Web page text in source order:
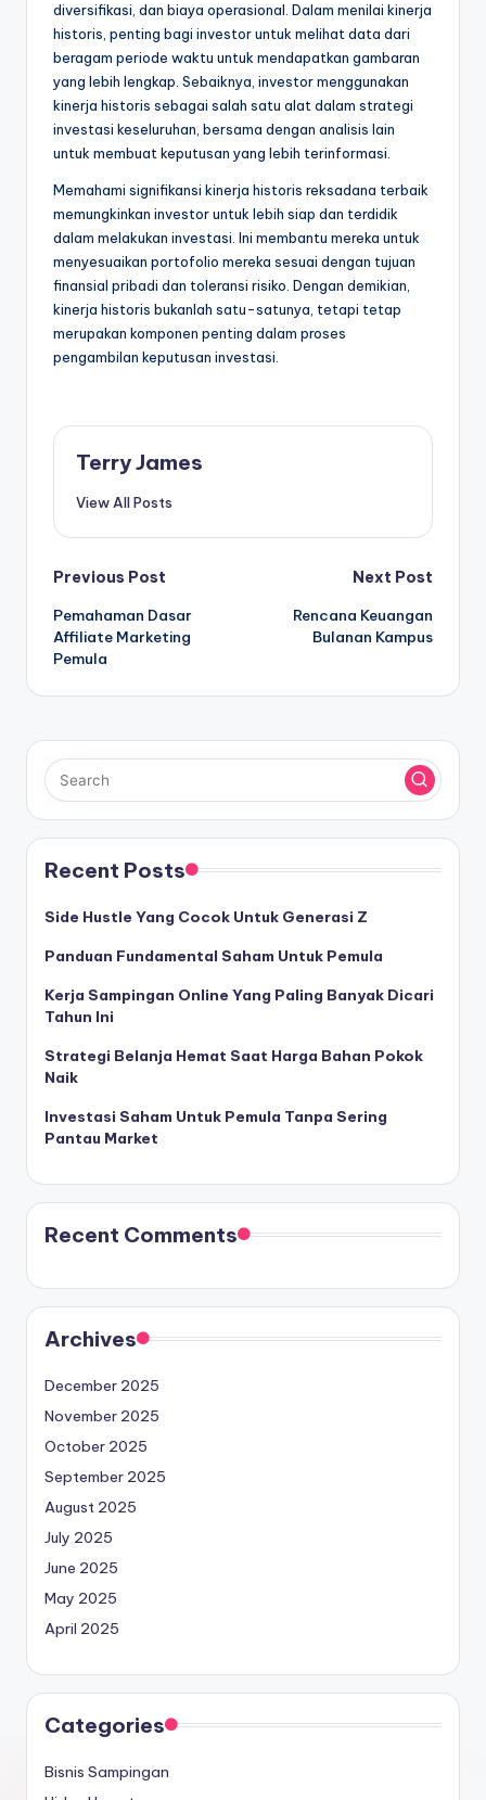
diversifikasi, dan biaya operasional. Dalam menilai kinerja
historis, penting bagi investor untuk melihat data dari
beragam periode waktu untuk mendapatkan gambaran
yang lebih lengkap. Sebaiknya, investor menggunakan
kinerja historis sebagai salah satu alat dalam strategi
investasi keseluruhan, bersama dengan analisis lain
untuk membuat keputusan yang lebih terinformasi.
Memahami signifikansi kinerja historis reksadana terbaik
memungkinkan investor untuk lebih siap dan terdidik
dalam melakukan investasi. Ini membantu mereka untuk
menyesuaikan portofolio mereka sesuai dengan tujuan
finansial pribadi dan toleransi risiko. Dengan demikian,
kinerja historis bukanlah satu-satunya, tetapi tetap
merupakan komponen penting dalam proses
pengambilan keputusan investasi.
Terry James
View All Posts
Post
navigation
Previous Post
Pemahaman Dasar
Affiliate Marketing
Pemula
Next Post
Rencana Keuangan
Bulanan Kampus
Recent Posts
Side Hustle Yang Cocok Untuk Generasi Z
Panduan Fundamental Saham Untuk Pemula
Kerja Sampingan Online Yang Paling Banyak Dicari
Tahun Ini
Strategi Belanja Hemat Saat Harga Bahan Pokok
Naik
Investasi Saham Untuk Pemula Tanpa Sering
Pantau Market
Recent Comments
Archives
December 2025
November 2025
October 2025
September 2025
August 2025
July 2025
June 2025
May 2025
April 2025
Categories
Bisnis Sampingan